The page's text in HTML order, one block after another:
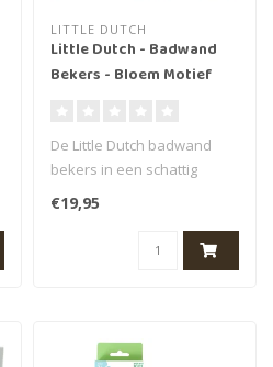
LITTLE DUTCH
Little Dutch - Badwand
Bekers - Bloem Motief
De Little Dutch badwand
bekers in een schattig
bloem motief zijn perfect
voor he..
€19,95